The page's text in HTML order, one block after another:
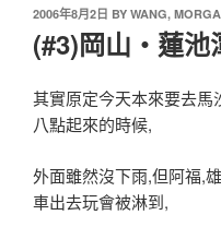
2006年8月2日 BY WANG,
(#3)岡山‧蓮池
其實原定今天本來要去
八點起來的時候,
外面雖然沒下雨,但阿福,
車出去玩會被淋到,